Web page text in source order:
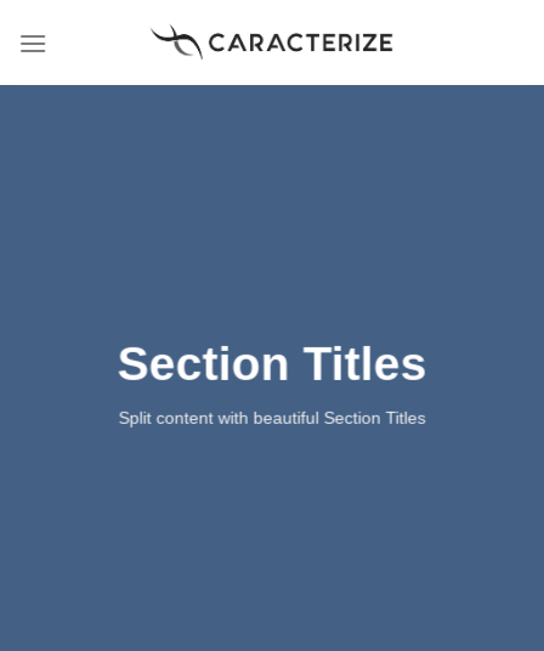
Section Titles
Split content with beautiful Section Titles